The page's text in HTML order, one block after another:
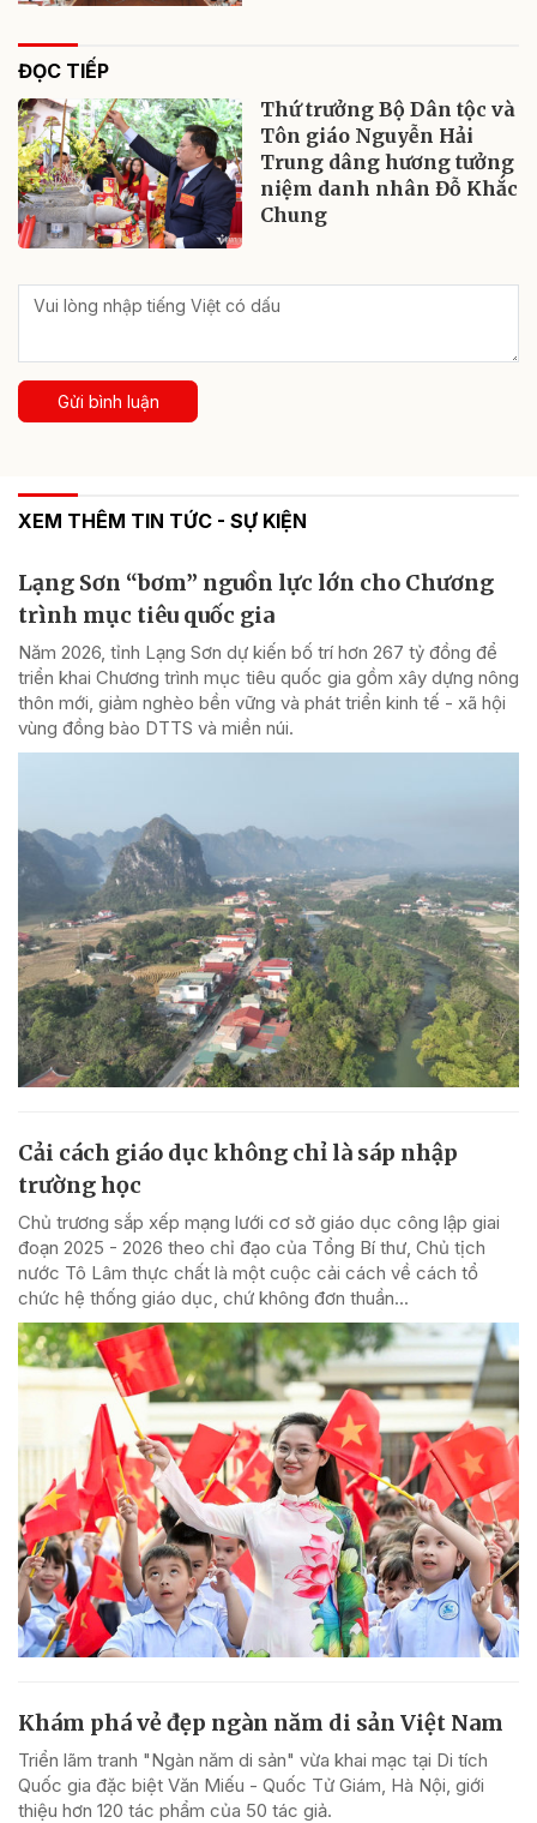
ĐỌC TIẾP
Thứ trưởng Bộ Dân tộc và
Tôn giáo Nguyễn Hải
Trung dâng hương tưởng
niệm danh nhân Đỗ Khắc
Chung
Gửi bình luận
XEM THÊM TIN TỨC - SỰ KIỆN
Lạng Sơn “bơm” nguồn lực lớn cho Chương
trình mục tiêu quốc gia
Năm 2026, tỉnh Lạng Sơn dự kiến bố trí hơn 267 tỷ đồng để
triển khai Chương trình mục tiêu quốc gia gồm xây dựng nông
thôn mới, giảm nghèo bền vững và phát triển kinh tế - xã hội
vùng đồng bào DTTS và miền núi.
Cải cách giáo dục không chỉ là sáp nhập
trường học
Chủ trương sắp xếp mạng lưới cơ sở giáo dục công lập giai
đoạn 2025 - 2026 theo chỉ đạo của Tổng Bí thư, Chủ tịch
nước Tô Lâm thực chất là một cuộc cải cách về cách tổ
chức hệ thống giáo dục, chứ không đơn thuần...
Khám phá vẻ đẹp ngàn năm di sản Việt Nam
Triển lãm tranh "Ngàn năm di sản" vừa khai mạc tại Di tích
Quốc gia đặc biệt Văn Miếu - Quốc Tử Giám, Hà Nội, giới
thiệu hơn 120 tác phẩm của 50 tác giả.